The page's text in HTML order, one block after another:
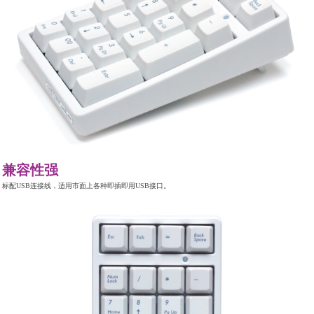
兼容性强
标配USB连接线，适用市面上各种即插即用USB接口。